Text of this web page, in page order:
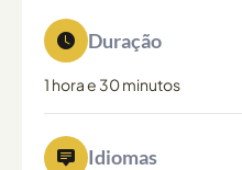
Duração
1 hora e 30 minutos
Idiomas